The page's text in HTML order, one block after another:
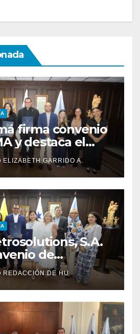
firma convenio
y destaca el
estudiantes
ELIZABETH GARRIDO A.
S.A.
de
REDACCIÓN DE HU